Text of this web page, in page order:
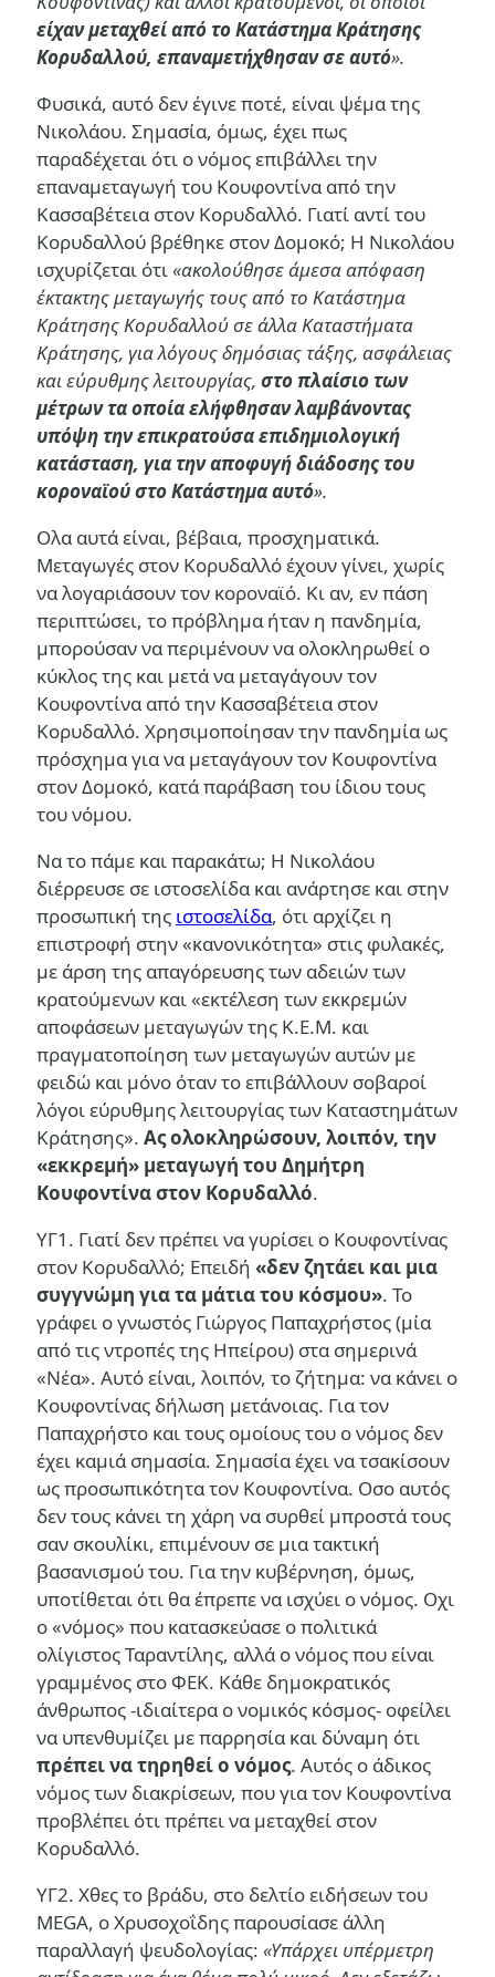
είχαν μεταχθεί από το Κατάστημα Κράτησης
Κορυδαλλού, επαναμετήχθησαν σε αυτό».
Φυσικά, αυτό δεν έγινε ποτέ, είναι ψέμα της
Νικολάου. Σημασία, όμως, έχει πως
παραδέχεται ότι ο νόμος επιβάλλει την
επαναμεταγωγή του Κουφοντίνα από την
Κασσαβέτεια στον Κορυδαλλό. Γιατί αντί του
Κορυδαλλού βρέθηκε στον Δομοκό; Η Νικολάου
ισχυρίζεται ότι«ακολούθησε άμεσα απόφαση
έκτακτης μεταγωγής τους από το Κατάστημα
Κράτησης Κορυδαλλού σε άλλα Καταστήματα
Κράτησης, για λόγους δημόσιας τάξης, ασφάλειας
και εύρυθμης λειτουργίας, στο πλαίσιο των
μέτρων τα οποία ελήφθησαν λαμβάνοντας
υπόψη την επικρατούσα επιδημιολογική
κατάσταση, για την αποφυγή διάδοσης του
κοροναϊού στο Κατάστημα αυτό».
Ολα αυτά είναι, βέβαια, προσχηματικά.
Μεταγωγές στον Κορυδαλλό έχουν γίνει, χωρίς
να λογαριάσουν τον κοροναϊό. Κι αν, εν πάση
περιπτώσει, το πρόβλημα ήταν η πανδημία,
μπορούσαν να περιμένουν να ολοκληρωθεί ο
κύκλος της και μετά να μεταγάγουν τον
Κουφοντίνα από την Κασσαβέτεια στον
Κορυδαλλό. Χρησιμοποίησαν την πανδημία ως
πρόσχημα για να μεταγάγουν τον Κουφοντίνα
στον Δομοκό, κατά παράβαση του ίδιου τους
του νόμου.
Να το πάμε και παρακάτω; Η Νικολάου
διέρρευσε σε ιστοσελίδα και ανάρτησε και στην
προσωπική της ιστοσελίδα, ότι αρχίζει η
επιστροφή στην «κανονικότητα» στις φυλακές,
με άρση της απαγόρευσης των αδειών των
κρατούμενων και «εκτέλεση των εκκρεμών
αποφάσεων μεταγωγών της Κ.Ε.Μ. και
πραγματοποίηση των μεταγωγών αυτών με
φειδώ και μόνο όταν το επιβάλλουν σοβαροί
λόγοι εύρυθμης λειτουργίας των Καταστημάτων
Κράτησης». Ας ολοκληρώσουν, λοιπόν, την
«εκκρεμή» μεταγωγή του Δημήτρη
Κουφοντίνα στον Κορυδαλλό.
ΥΓ1. Γιατί δεν πρέπει να γυρίσει ο Κουφοντίνας
στον Κορυδαλλό; Επειδή «δεν ζητάει και μια
συγγνώμη για τα μάτια του κόσμου». Το
γράφει ο γνωστός Γιώργος Παπαχρήστος (μία
από τις ντροπές της Ηπείρου) στα σημερινά
«Νέα». Αυτό είναι, λοιπόν, το ζήτημα: να κάνει ο
Κουφοντίνας δήλωση μετάνοιας. Για τον
Παπαχρήστο και τους ομοίους του ο νόμος δεν
έχει καμιά σημασία. Σημασία έχει να τσακίσουν
ως προσωπικότητα τον Κουφοντίνα. Οσο αυτός
δεν τους κάνει τη χάρη να συρθεί μπροστά τους
σαν σκουλίκι, επιμένουν σε μια τακτική
βασανισμού του. Για την κυβέρνηση, όμως,
υποτίθεται ότι θα έπρεπε να ισχύει ο νόμος. Οχι
ο «νόμος» που κατασκεύασε ο πολιτικά
ολίγιστος Ταραντίλης, αλλά ο νόμος που είναι
γραμμένος στο ΦΕΚ. Κάθε δημοκρατικός
άνθρωπος -ιδιαίτερα ο νομικός κόσμος- οφείλει
να υπενθυμίζει με παρρησία και δύναμη ότι
πρέπει να τηρηθεί ο νόμος. Αυτός ο άδικος
νόμος των διακρίσεων, που για τον Κουφοντίνα
προβλέπει ότι πρέπει να μεταχθεί στον
Κορυδαλλό.
YΓ2. Χθες το βράδυ, στο δελτίο ειδήσεων του
MEGA, ο Χρυσοχοΐδης παρουσίασε άλλη
παραλλαγή ψευδολογίας: «Υπάρχει υπέρμετρη